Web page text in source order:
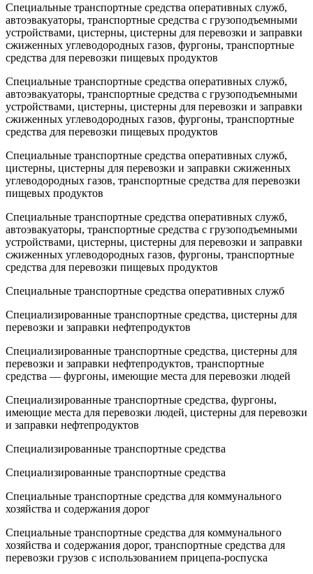
Специальные транспортные средства оперативных служб,
автоэвакуаторы, транспортные средства с грузоподъемными
устройствами, цистерны, цистерны для перевозки и заправки
сжиженных углеводородных газов, фургоны, транспортные
средства для перевозки пищевых продуктов
Специальные транспортные средства оперативных служб,
автоэвакуаторы, транспортные средства с грузоподъемными
устройствами, цистерны, цистерны для перевозки и заправки
сжиженных углеводородных газов, фургоны, транспортные
средства для перевозки пищевых продуктов
Специальные транспортные средства оперативных служб,
цистерны, цистерны для перевозки и заправки сжиженных
углеводородных газов, транспортные средства для перевозки
пищевых продуктов
Специальные транспортные средства оперативных служб,
автоэвакуаторы, транспортные средства с грузоподъемными
устройствами, цистерны, цистерны для перевозки и заправки
сжиженных углеводородных газов, фургоны, транспортные
средства для перевозки пищевых продуктов
Специальные транспортные средства оперативных служб
Специализированные транспортные средства, цистерны для
перевозки и заправки нефтепродуктов
Специализированные транспортные средства, цистерны для
перевозки и заправки нефтепродуктов, транспортные
средства — фургоны, имеющие места для перевозки людей
Специализированные транспортные средства, фургоны,
имеющие места для перевозки людей, цистерны для перевозки
и заправки нефтепродуктов
Специализированные транспортные средства
Специализированные транспортные средства
Специальные транспортные средства для коммунального
хозяйства и содержания дорог
Специальные транспортные средства для коммунального
хозяйства и содержания дорог, транспортные средства для
перевозки грузов с использованием прицепа-роспуска